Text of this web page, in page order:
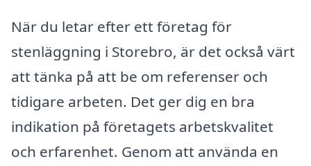
När du letar efter ett företag för
stenläggning i Storebro, är det också värt
att tänka på att be om referenser och
tidigare arbeten. Det ger dig en bra
indikation på företagets arbetskvalitet
och erfarenhet. Genom att använda en